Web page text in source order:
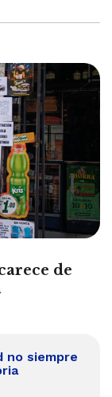
de
no siempre